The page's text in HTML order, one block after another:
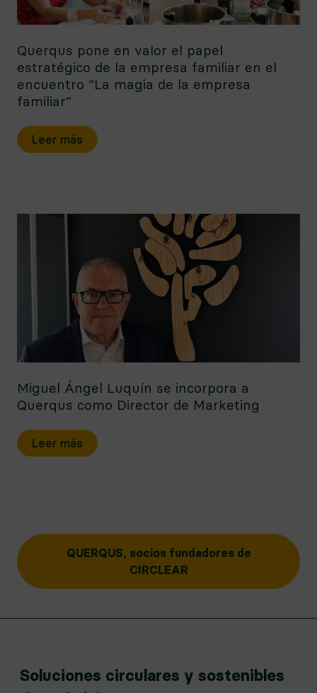
Querqus pone en valor el papel
estratégico de la empresa familiar en el
encuentro “La magia de la empresa
familiar”
Leer más
Miguel Ángel Luquín se incorpora a
Querqus como Director de Marketing
Leer más
QUERQUS, socios fundadores de
CIRCLEAR
Soluciones circulares y sostenibles